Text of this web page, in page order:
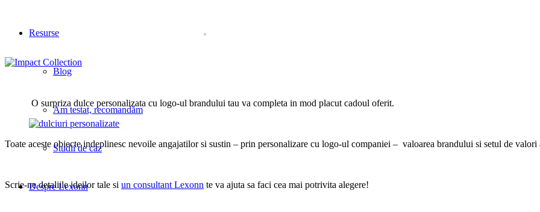
Resurse
Blog
Am testat, recomandăm
Studii de caz
Despre Lexonn
O surpriza dulce personalizata cu logo-ul brandului tau va completa in mod placut cadoul oferit.
Toate aceste obiecte indeplinesc nevoile angajatilor si sustin – prin personalizare cu logo-ul companiei – valoarea brandului si setul de valori
Scrie-ne detaliile ideilor tale si un consultant Lexonn te va ajuta sa faci cea mai potrivita alegere!